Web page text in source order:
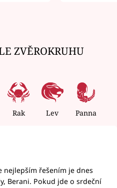
ZVĚROKRUHU
Rak Lev Panna
nejlepším řešením je dnes
Berani. Pokud jde o srdeční